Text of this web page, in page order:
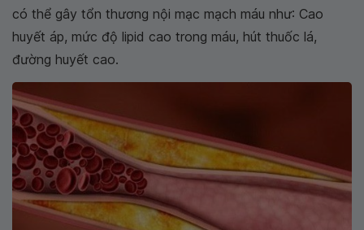
có thể gây tổn thương nội mạc mạch máu như: Cao
huyết áp, mức độ lipid cao trong máu, hút thuốc lá,
đường huyết cao.